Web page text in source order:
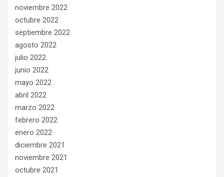
noviembre 2022
octubre 2022
septiembre 2022
agosto 2022
julio 2022
junio 2022
mayo 2022
abril 2022
marzo 2022
febrero 2022
enero 2022
diciembre 2021
noviembre 2021
octubre 2021